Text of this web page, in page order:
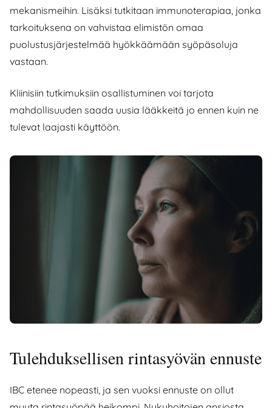
mekanismeihin. Lisäksi tutkitaan immunoterapiaa, jonka
tarkoituksena on vahvistaa elimistön omaa
puolustusjärjestelmää hyökkäämään syöpäsoluja
vastaan.
Kliinisiin tutkimuksiin osallistuminen voi tarjota
mahdollisuuden saada uusia lääkkeitä jo ennen kuin ne
tulevat laajasti käyttöön.
Tulehduksellisen rintasyövän ennuste
IBC etenee nopeasti, ja sen vuoksi ennuste on ollut